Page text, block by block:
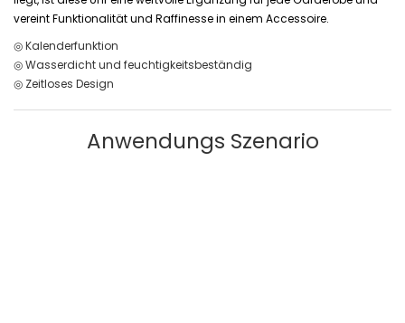
vereint Funktionalität und Raffinesse in einem Accessoire.
◎ Kalenderfunktion
◎ Wasserdicht und feuchtigkeitsbeständig
◎ Zeitloses Design
Anwendungs Szenario